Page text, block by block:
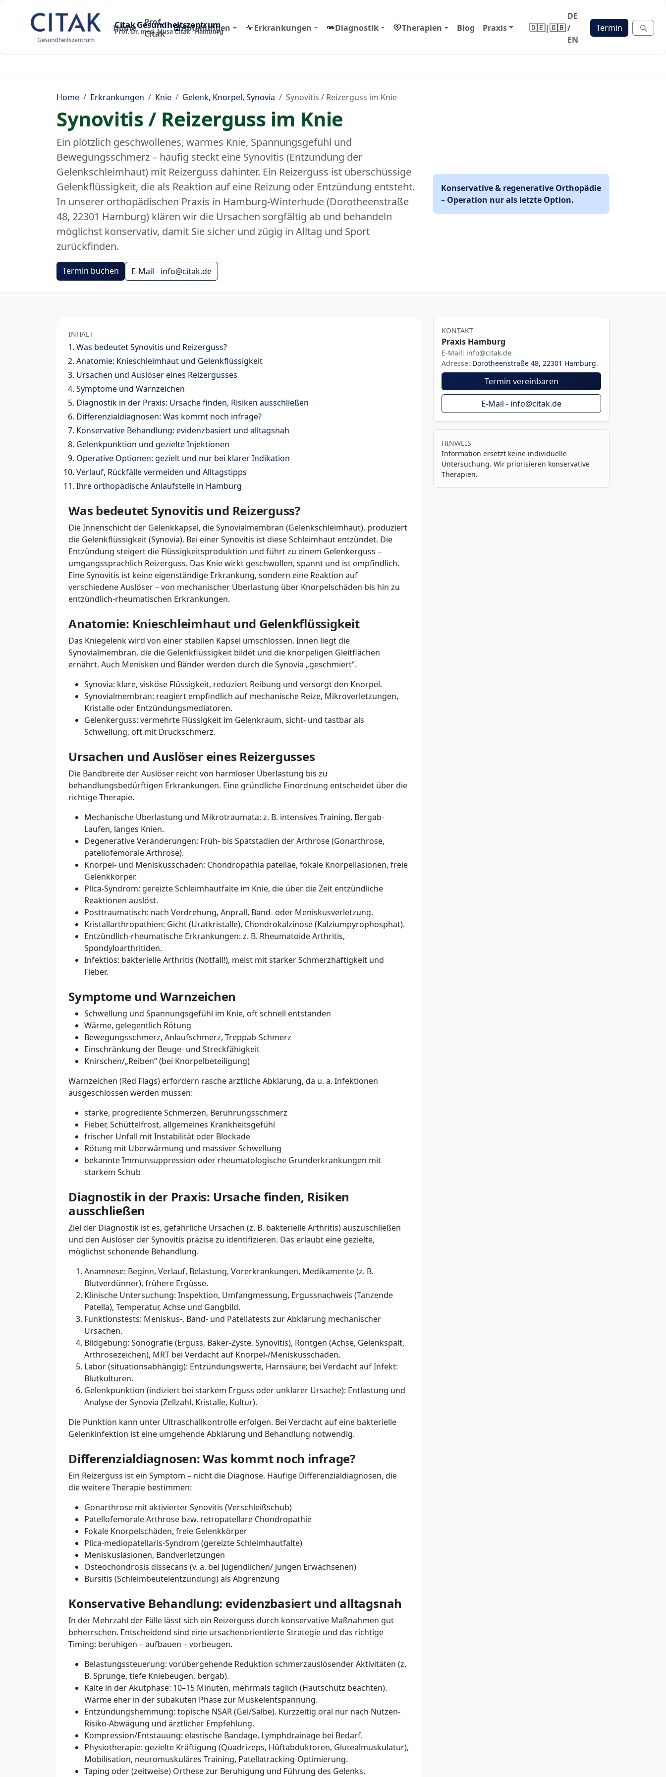
Citak Gesundheitszentrum
Prof. Dr. med. Musa Citak · Hamburg
Home
Prof.
Citak
Abteilungen Erkrankungen Diagnostik Therapien Blog Praxis 🇩🇪|🇬🇧
DE
/
EN
Termin
Home Erkrankungen Knie Gelenk, Knorpel, Synovia Synovitis / Reizerguss im Knie
Synovitis / Reizerguss im Knie
Ein plötzlich geschwollenes, warmes Knie, Spannungsgefühl und
Bewegungsschmerz – häufig steckt eine Synovitis (Entzündung der
Gelenkschleimhaut) mit Reizerguss dahinter. Ein Reizerguss ist überschüssige
Gelenkflüssigkeit, die als Reaktion auf eine Reizung oder Entzündung entsteht.
In unserer orthopädischen Praxis in Hamburg-Winterhude (Dorotheenstraße
48, 22301 Hamburg) klären wir die Ursachen sorgfältig ab und behandeln
möglichst konservativ, damit Sie sicher und zügig in Alltag und Sport
zurückfinden.
Termin buchen E-Mail - info@citak.de
Konservative & regenerative Orthopädie
– Operation nur als letzte Option.
INHALT
Was bedeutet Synovitis und Reizerguss?
Anatomie: Knieschleimhaut und Gelenkflüssigkeit
Ursachen und Auslöser eines Reizergusses
Symptome und Warnzeichen
Diagnostik in der Praxis: Ursache finden, Risiken ausschließen
Differenzialdiagnosen: Was kommt noch infrage?
Konservative Behandlung: evidenzbasiert und alltagsnah
Gelenkpunktion und gezielte Injektionen
Operative Optionen: gezielt und nur bei klarer Indikation
Verlauf, Rückfälle vermeiden und Alltagstipps
Ihre orthopädische Anlaufstelle in Hamburg
Was bedeutet Synovitis und Reizerguss?
Die Innenschicht der Gelenkkapsel, die Synovialmembran (Gelenkschleimhaut), produziert
die Gelenkflüssigkeit (Synovia). Bei einer Synovitis ist diese Schleimhaut entzündet. Die
Entzündung steigert die Flüssigkeitsproduktion und führt zu einem Gelenkerguss –
umgangssprachlich Reizerguss. Das Knie wirkt geschwollen, spannt und ist empfindlich.
Eine Synovitis ist keine eigenständige Erkrankung, sondern eine Reaktion auf
verschiedene Auslöser – von mechanischer Überlastung über Knorpelschäden bis hin zu
entzündlich‑rheumatischen Erkrankungen.
Anatomie: Knieschleimhaut und Gelenkflüssigkeit
Das Kniegelenk wird von einer stabilen Kapsel umschlossen. Innen liegt die
Synovialmembran, die die Gelenkflüssigkeit bildet und die knorpeligen Gleitflächen
ernährt. Auch Menisken und Bänder werden durch die Synovia „geschmiert“.
Synovia: klare, visköse Flüssigkeit, reduziert Reibung und versorgt den Knorpel.
Synovialmembran: reagiert empfindlich auf mechanische Reize, Mikroverletzungen,
Kristalle oder Entzündungsmediatoren.
Gelenkerguss: vermehrte Flüssigkeit im Gelenkraum, sicht- und tastbar als
Schwellung, oft mit Druckschmerz.
Ursachen und Auslöser eines Reizergusses
Die Bandbreite der Auslöser reicht von harmloser Überlastung bis zu
behandlungsbedürftigen Erkrankungen. Eine gründliche Einordnung entscheidet über die
richtige Therapie.
Mechanische Überlastung und Mikrotraumata: z. B. intensives Training, Bergab-
Laufen, langes Knien.
Degenerative Veränderungen: Früh- bis Spätstadien der Arthrose (Gonarthrose,
patellofemorale Arthrose).
Knorpel- und Meniskusschäden: Chondropathia patellae, fokale Knorpelläsionen, freie
Gelenkkörper.
Plica-Syndrom: gereizte Schleimhautfalte im Knie, die über die Zeit entzündliche
Reaktionen auslöst.
Posttraumatisch: nach Verdrehung, Anprall, Band- oder Meniskusverletzung.
Kristallarthropathien: Gicht (Uratkristalle), Chondrokalzinose (Kalziumpyrophosphat).
Entzündlich-rheumatische Erkrankungen: z. B. Rheumatoide Arthritis,
Spondyloarthritiden.
Infektiös: bakterielle Arthritis (Notfall!), meist mit starker Schmerzhaftigkeit und
Fieber.
Symptome und Warnzeichen
Schwellung und Spannungsgefühl im Knie, oft schnell entstanden
Wärme, gelegentlich Rötung
Bewegungsschmerz, Anlaufschmerz, Treppab-Schmerz
Einschränkung der Beuge- und Streckfähigkeit
Knirschen/„Reiben“ (bei Knorpelbeteiligung)
Warnzeichen (Red Flags) erfordern rasche ärztliche Abklärung, da u. a. Infektionen
ausgeschlossen werden müssen:
starke, progrediente Schmerzen, Berührungsschmerz
Fieber, Schüttelfrost, allgemeines Krankheitsgefühl
frischer Unfall mit Instabilität oder Blockade
Rötung mit Überwärmung und massiver Schwellung
bekannte Immunsuppression oder rheumatologische Grunderkrankungen mit
starkem Schub
Diagnostik in der Praxis: Ursache finden, Risiken
ausschließen
Ziel der Diagnostik ist es, gefährliche Ursachen (z. B. bakterielle Arthritis) auszuschließen
und den Auslöser der Synovitis präzise zu identifizieren. Das erlaubt eine gezielte,
möglichst schonende Behandlung.
Anamnese: Beginn, Verlauf, Belastung, Vorerkrankungen, Medikamente (z. B.
Blutverdünner), frühere Ergüsse.
Klinische Untersuchung: Inspektion, Umfangmessung, Ergussnachweis (Tanzende
Patella), Temperatur, Achse und Gangbild.
Funktionstests: Meniskus-, Band- und Patellatests zur Abklärung mechanischer
Ursachen.
Bildgebung: Sonografie (Erguss, Baker-Zyste, Synovitis), Röntgen (Achse, Gelenkspalt,
Arthrosezeichen), MRT bei Verdacht auf Knorpel-/Meniskusschäden.
Labor (situationsabhängig): Entzündungswerte, Harnsäure; bei Verdacht auf Infekt:
Blutkulturen.
Gelenkpunktion (indiziert bei starkem Erguss oder unklarer Ursache): Entlastung und
Analyse der Synovia (Zellzahl, Kristalle, Kultur).
Die Punktion kann unter Ultraschallkontrolle erfolgen. Bei Verdacht auf eine bakterielle
Gelenkinfektion ist eine umgehende Abklärung und Behandlung notwendig.
Differenzialdiagnosen: Was kommt noch infrage?
Ein Reizerguss ist ein Symptom – nicht die Diagnose. Häufige Differenzialdiagnosen, die
die weitere Therapie bestimmen:
Gonarthrose mit aktivierter Synovitis (Verschleißschub)
Patellofemorale Arthrose bzw. retropatellare Chondropathie
Fokale Knorpelschäden, freie Gelenkkörper
Plica-mediopatellaris-Syndrom (gereizte Schleimhautfalte)
Meniskusläsionen, Bandverletzungen
Osteochondrosis dissecans (v. a. bei Jugendlichen/ jungen Erwachsenen)
Bursitis (Schleimbeutelentzündung) als Abgrenzung
Konservative Behandlung: evidenzbasiert und alltagsnah
In der Mehrzahl der Fälle lässt sich ein Reizerguss durch konservative Maßnahmen gut
beherrschen. Entscheidend sind eine ursachenorientierte Strategie und das richtige
Timing: beruhigen – aufbauen – vorbeugen.
Belastungssteuerung: vorübergehende Reduktion schmerzauslösender Aktivitäten (z.
B. Sprünge, tiefe Kniebeugen, bergab).
Kälte in der Akutphase: 10–15 Minuten, mehrmals täglich (Hautschutz beachten).
Wärme eher in der subakuten Phase zur Muskelentspannung.
Entzündungshemmung: topische NSAR (Gel/Salbe). Kurzzeitig oral nur nach Nutzen-
Risiko-Abwägung und ärztlicher Empfehlung.
Kompression/Entstauung: elastische Bandage, Lymphdrainage bei Bedarf.
Physiotherapie: gezielte Kräftigung (Quadrizeps, Hüftabduktoren, Glutealmuskulatur),
Mobilisation, neuromuskuläres Training, Patellatracking-Optimierung.
Taping oder (zeitweise) Orthese zur Beruhigung und Führung des Gelenks.
KONTAKT
Praxis Hamburg
E-Mail: info@citak.de
Adresse: Dorotheenstraße 48, 22301 Hamburg.
Termin vereinbaren
E-Mail - info@citak.de
HINWEIS
Information ersetzt keine individuelle
Untersuchung. Wir priorisieren konservative
Therapien.